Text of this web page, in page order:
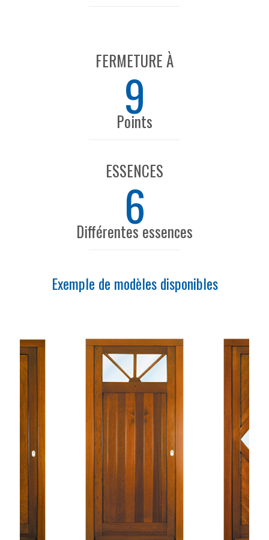
FERMETURE À
9
Points
ESSENCES
6
Différentes essences
Exemple de modèles disponibles